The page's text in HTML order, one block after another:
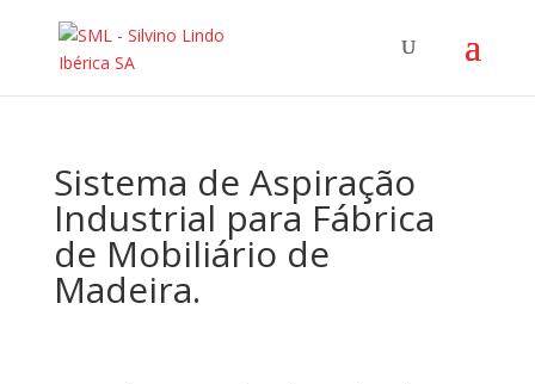
Sistema de Aspiração
Industrial para Fábrica
de Mobiliário de
Madeira.